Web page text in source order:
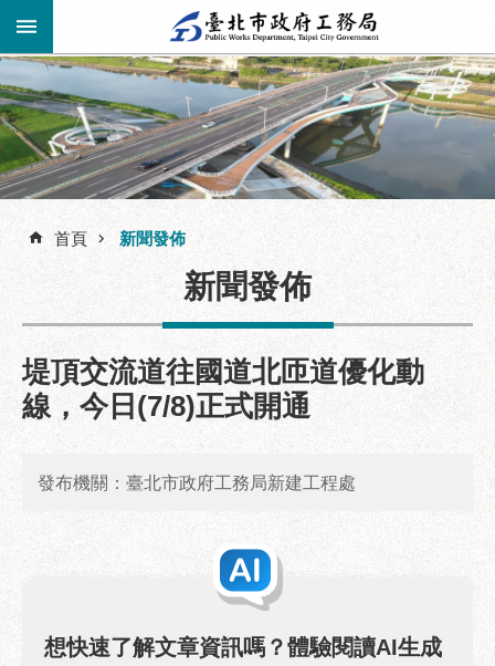
跳到主要內容區塊
進
階
搜
尋
公
告
資
訊
機
關
介
訊
首頁 新聞發佈
新聞發佈
堤頂交流道往國道北匝道優化動
線，今日(7/8)正式開通
發布機關：臺北市政府工務局新建工程處
想快速了解文章資訊嗎？體驗閱讀AI生成